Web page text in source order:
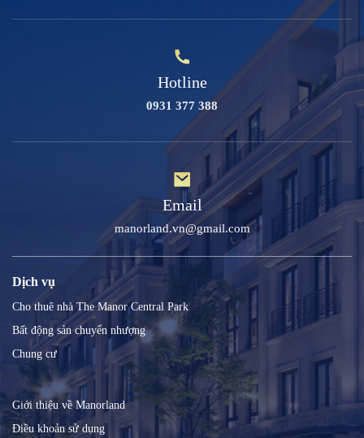
Hotline
0931 377 388
Email
manorland.vn@gmail.com
Dịch vụ
Cho thuê nhà The Manor Central Park
Bất động sản chuyển nhượng
Chung cư
Giới thiệu về Manorland
Điều khoản sử dụng